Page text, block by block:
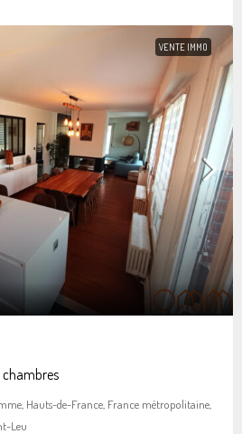
VENTE IMMO
Hauts-de-France, France métropolitaine,
Leu